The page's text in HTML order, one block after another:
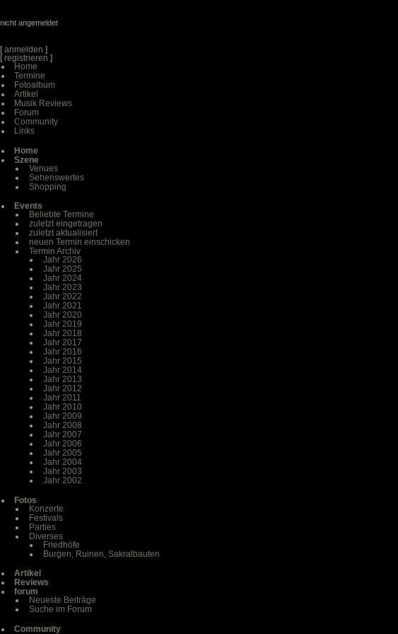
nicht angemeldet
[anmelden ]
[registrieren ]
Home
Termine
Fotoalbum
Artikel
Musik Reviews
Forum
Community
Links
Home
Szene
Venues
Sehenswertes
Shopping
Events
Beliebte Termine
zuletzt eingetragen
zuletzt aktualisiert
neuen Termin einschicken
Termin Archiv
Jahr 2026
Jahr 2025
Jahr 2024
Jahr 2023
Jahr 2022
Jahr 2021
Jahr 2020
Jahr 2019
Jahr 2018
Jahr 2017
Jahr 2016
Jahr 2015
Jahr 2014
Jahr 2013
Jahr 2012
Jahr 2011
Jahr 2010
Jahr 2009
Jahr 2008
Jahr 2007
Jahr 2006
Jahr 2005
Jahr 2004
Jahr 2003
Jahr 2002
Fotos
Konzerte
Festivals
Parties
Diverses
Friedhöfe
Burgen, Ruinen, Sakralbauten
Artikel
Reviews
forum
Neueste Beiträge
Suche im Forum
Community